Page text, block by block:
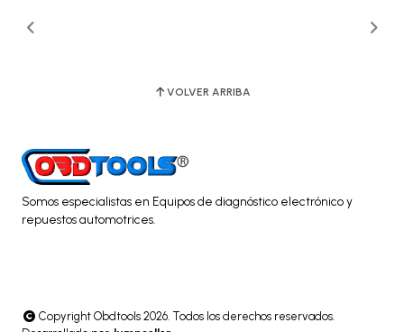
VOLVER ARRIBA
Somos especialistas en Equipos de diagnóstico electrónico y
repuestos automotrices.
Copyright Obdtools 2026. Todos los derechos reservados.